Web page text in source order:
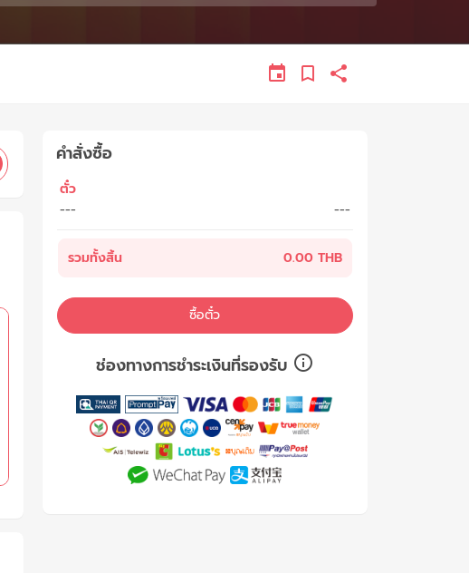
คำสั่งซื้อ
ตั๋ว
---
---
รวมทั้งสิ้น 0.00 THB
ซื้อตั๋ว
ช่องทางการชำระเงินที่รองรับ